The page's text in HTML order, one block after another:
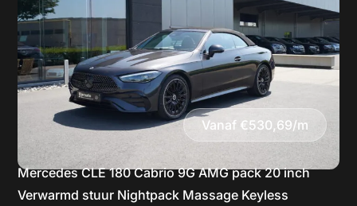
Vanaf €530,69/m
Mercedes CLE 180 Cabrio 9G AMG pack 20 inch
Verwarmd stuur Nightpack Massage Keyless